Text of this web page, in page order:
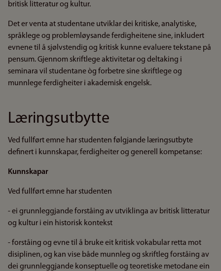
britisk litteratur og kultur.
Det er venta at studentane utviklar dei kritiske, analytiske,
språklege og problemløysande ferdigheitene sine, inkludert
evnene til å sjølvstendig og kritisk kunne evaluere tekstane på
pensum. Gjennom skriftlege aktivitetar og deltaking i
seminara vil studentane òg forbetre sine skriftlege og
munnlege ferdigheiter i akademisk engelsk.
Læringsutbytte
Ved fullført emne har studenten følgjande læringsutbyte
definert i kunnskapar, ferdigheiter og generell kompetanse:
Kunnskapar
Ved fullført emne har studenten
- ei grunnleggjande forståing av utviklinga av britisk litteratur
og kultur i ein historisk kontekst
- forståing og evne til å bruke eit kritisk vokabular retta mot
disiplinen, og kan vise både munnleg og skriftleg forståing av
dei grunnleggjande konseptuelle og teoretiske metodane ein